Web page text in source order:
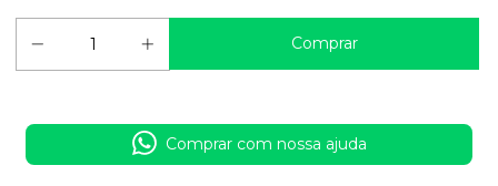
Comprar com nossa ajuda